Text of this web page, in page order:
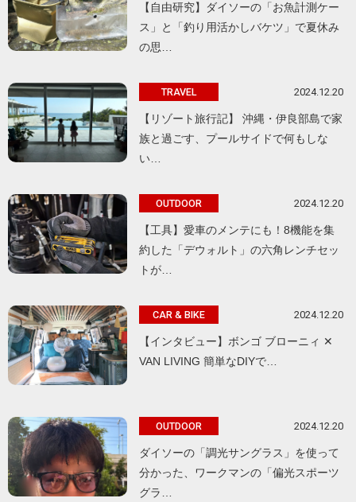
【自由研究】ダイソーの「お魚計測ケー
ス」と「釣り用活かしバケツ」で夏休み
の思…
TRAVEL 2024.12.20
【リゾート旅行記】 沖縄・伊良部島で家
族と過ごす、プールサイドで何もしな
い…
OUTDOOR 2024.12.20
【工具】愛車のメンテにも！8機能を集
約した「デウォルト」の六角レンチセッ
トが…
CAR & BIKE 2024.12.20
【インタビュー】ボンゴ ブローニィ ✕
VAN LIVING 簡単なDIYで…
OUTDOOR 2024.12.20
ダイソーの「調光サングラス」を使って
分かった、ワークマンの「偏光スポーツ
グラ…